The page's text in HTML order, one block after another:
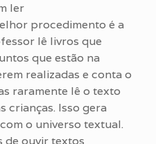
ler
procedimento é a
lê livros que
que estão na
realizadas e conta o
raramente lê o texto
crianças. Isso gera
o universo textual.
de ouvir textos